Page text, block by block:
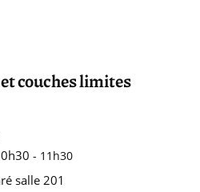
couches limites
- 11h30
salle 201